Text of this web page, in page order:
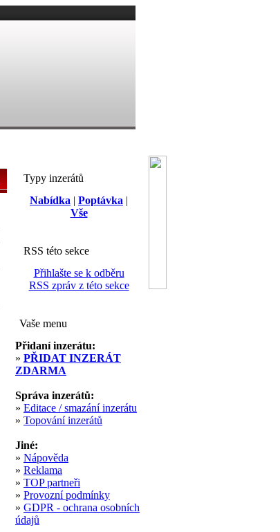
Typy inzerátů
Nabídka | Poptávka |
Vše
RSS této sekce
Přihlašte se k odběru
RSS zpráv z této sekce
Vaše menu
Přidaní inzerátu:
» PŘIDAT INZERÁT
ZDARMA
Správa inzerátů:
» Editace / smazání inzerátu
» Topování inzerátů
Jiné:
» Nápověda
» Reklama
» TOP partneři
» Provozní podmínky
» GDPR - ochrana osobních
údajů